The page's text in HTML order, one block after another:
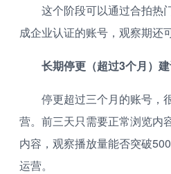
这个阶段可以通过合拍热
成企业认证的账号，观察期还
长期停更（超过3个月）
停更超过三个月的账号，
营。前三天只需要正常浏览内
内容，观察播放量能否突破
运营。